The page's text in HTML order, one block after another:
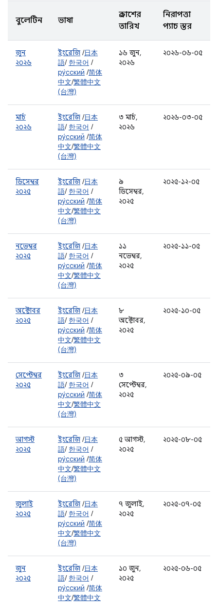
বুলেটিন ভাষা
প্রকাশের
তারিখ
নিরাপত্তা
প্যাচ স্তর
জুন
২০২৬
ইংরেজি /日本
語/ 한국어 /
ру́сский /简体
中文/繁體中文
(台灣)
১৬ জুন,
২০২৬
২০২৬-০৬-০৫
মার্চ
২০২৬
ইংরেজি /日本
語/ 한국어 /
ру́сский /简体
中文/繁體中文
(台灣)
৩ মার্চ,
২০২৬
২০২৬-০৩-০৫
ডিসেম্বর
২০২৫
ইংরেজি /日本
語/ 한국어 /
ру́сский /简体
中文/繁體中文
(台灣)
৯
ডিসেম্বর,
২০২৫
২০২৫-১২-০৫
নভেম্বর
২০২৫
ইংরেজি /日本
語/ 한국어 /
ру́сский /简体
中文/繁體中文
(台灣)
১১
নভেম্বর,
২০২৫
২০২৫-১১-০৫
অক্টোবর
২০২৫
ইংরেজি /日本
語/ 한국어 /
ру́сский /简体
中文/繁體中文
(台灣)
৮
অক্টোবর,
২০২৫
২০২৫-১০-০৫
সেপ্টেম্বর
২০২৫
ইংরেজি /日本
語/ 한국어 /
ру́сский /简体
中文/繁體中文
(台灣)
৩
সেপ্টেম্বর,
২০২৫
২০২৫-০৯-০৫
আগস্ট
২০২৫
ইংরেজি /日本
語/ 한국어 /
ру́сский /简体
中文/繁體中文
(台灣)
৫ আগস্ট,
২০২৫
২০২৫-০৮-০৫
জুলাই
২০২৫
ইংরেজি /日本
語/ 한국어 /
ру́сский /简体
中文/繁體中文
(台灣)
৭ জুলাই,
২০২৫
২০২৫-০৭-০৫
জুন
২০২৫
ইংরেজি /日本
語/ 한국어 /
ру́сский /简体
中文/繁體中文
১০ জুন,
২০২৫
২০২৫-০৬-০৫